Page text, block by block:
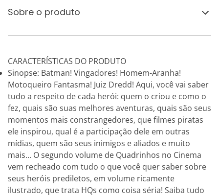
Sobre o produto
CARACTERÍSTICAS DO PRODUTO
Sinopse: Batman! Vingadores! Homem-Aranha!
Motoqueiro Fantasma! Juiz Dredd! Aqui, você vai saber
tudo a respeito de cada herói: quem o criou e como o
fez, quais são suas melhores aventuras, quais são seus
momentos mais constrangedores, que filmes piratas
ele inspirou, qual é a participação dele em outras
mídias, quem são seus inimigos e aliados e muito
mais... O segundo volume de Quadrinhos no Cinema
vem recheado com tudo o que você quer saber sobre
seus heróis prediletos, em volume ricamente
ilustrado, que trata HQs como coisa séria! Saiba tudo